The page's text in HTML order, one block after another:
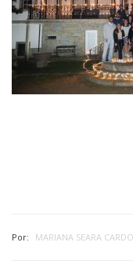
Por: MARIANA SEARA